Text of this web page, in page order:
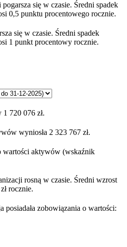
pogarsza się w czasie. Średni spadek
0,5 punktu procentowego rocznie.
się w czasie. Średni spadek
1 punkt procentowy rocznie.
720 076 zł.
wyniosła 2 323 767 zł.
wartości aktywów (wskaźnik
rosną w czasie. Średni wzrost
rocznie.
posiadała zobowiązania o wartości: